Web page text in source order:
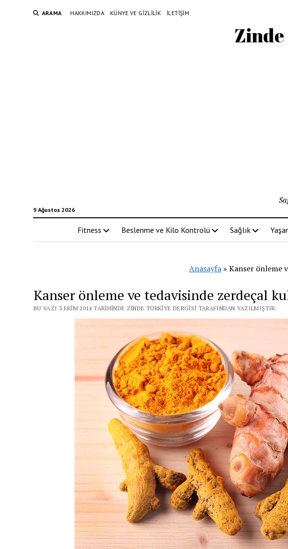
ARAMA HAKKIMIZDA KÜNYE VE GIZLILIK İLETIŞIM
9 Ağustos 2026
Fitness Beslenme ve Kilo Kontrolü Sağlık
Anasayfa» Kanser önleme
Kanser önleme ve tedavisinde zerdeçal
BU YAZI 3 EKIM 2014 TARIHINDE ZINDE TÜRKIYE DERGISI TARAFINDAN YAZILMIŞTIR.